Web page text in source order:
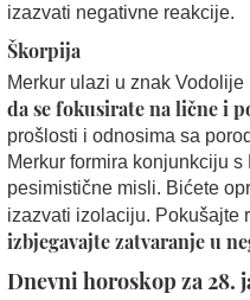
izazvati negativne reakcije.
Škorpija
Merkur ulazi u znak
da se fokusirate na lične i
prošlosti i odnosima sa
Merkur formira konjunkciju
pesimistične misli. Bićete
izazvati izolaciju. Pokušajte
izbjegavajte zatvaranje u
Dnevni horoskop za 28.